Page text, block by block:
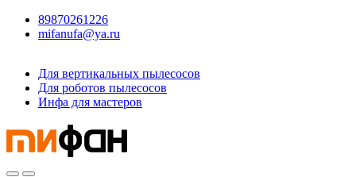
89870261226
mifanufa@ya.ru
Для вертикальных пылесосов
Для роботов пылесосов
Инфа для мастеров